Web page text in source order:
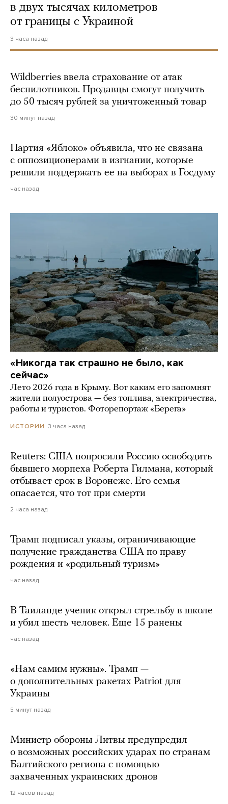
в двух тысячах километров
от границы с Украиной
3 часа назад
Wildberries ввела страхование от атак
беспилотников. Продавцы смогут получить
до 50 тысяч рублей за уничтоженный товар
30 минут назад
Партия «Яблоко» объявила, что не связана
с оппозиционерами в изгнании, которые
решили поддержать ее на выборах в Госдуму
час назад
«Никогда так страшно не было, как
сейчас»
Лето 2026 года в Крыму. Вот каким его запомнят
жители полуострова — без топлива, электричества,
работы и туристов. Фоторепортаж «Берега»
ИСТОРИИ 3 часа назад
Reuters: США попросили Россию освободить
бывшего морпеха Роберта Гилмана, который
отбывает срок в Воронеже. Его семья
опасается, что тот при смерти
2 часа назад
Трамп подписал указы, ограничивающие
получение гражданства США по праву
рождения и «родильный туризм»
час назад
В Таиланде ученик открыл стрельбу в школе
и убил шесть человек. Еще 15 ранены
час назад
«Нам самим нужны». Трамп —
о дополнительных ракетах Patriot для
Украины
5 минут назад
Министр обороны Литвы предупредил
о возможных российских ударах по странам
Балтийского региона с помощью
захваченных украинских дронов
12 часов назад